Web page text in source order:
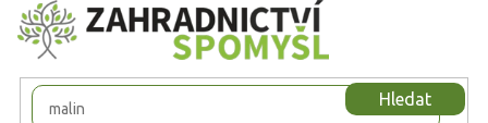
Přejít
na
obsah
Hledat